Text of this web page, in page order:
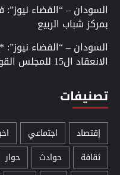
السودان – “الفضاء
بمركز شباب الربيع
السودان – “الفضاء
الانعقاد ال15 للمجلس القومي للتنمية العمرانية*
تصنيفات
إقتصاد اجتماعي
ثقافة
حوادث حوار